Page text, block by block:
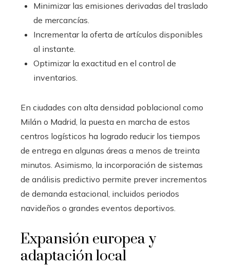
Minimizar las emisiones derivadas del traslado
de mercancías.
Incrementar la oferta de artículos disponibles
al instante.
Optimizar la exactitud en el control de
inventarios.
En ciudades con alta densidad poblacional como
Milán o Madrid, la puesta en marcha de estos
centros logísticos ha logrado reducir los tiempos
de entrega en algunas áreas a menos de treinta
minutos. Asimismo, la incorporación de sistemas
de análisis predictivo permite prever incrementos
de demanda estacional, incluidos periodos
navideños o grandes eventos deportivos.
Expansión europea y
adaptación local